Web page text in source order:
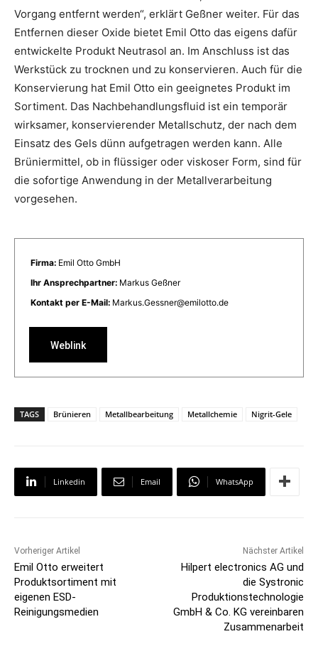
Vorgang entfernt werden“, erklärt Geßner weiter. Für das
Entfernen dieser Oxide bietet Emil Otto das eigens dafür
entwickelte Produkt Neutrasol an. Im Anschluss ist das
Werkstück zu trocknen und zu konservieren. Auch für die
Konservierung hat Emil Otto ein geeignetes Produkt im
Sortiment. Das Nachbehandlungsfluid ist ein temporär
wirksamer, konservierender Metallschutz, der nach dem
Einsatz des Gels dünn aufgetragen werden kann. Alle
Brüniermittel, ob in flüssiger oder viskoser Form, sind für
die sofortige Anwendung in der Metallverarbeitung
vorgesehen.
Firma: Emil Otto GmbH
Ihr Ansprechpartner: Markus Geßner
Kontakt per E-Mail: Markus.Gessner@emilotto.de
Weblink
TAGS Brünieren Metallbearbeitung Metallchemie Nigrit-Gele
Linkedin Email WhatsApp
Vorheriger Artikel
Emil Otto erweitert
Produktsortiment mit
eigenen ESD-
Reinigungsmedien
Nächster Artikel
Hilpert electronics AG und
die Systronic
Produktionstechnologie
GmbH & Co. KG vereinbaren
Zusammenarbeit